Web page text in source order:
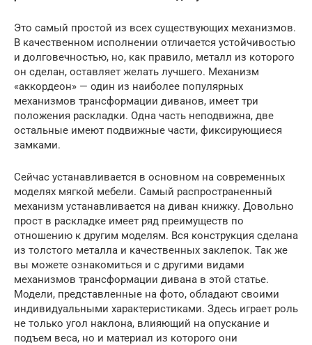
Это самый простой из всех существующих механизмов.
В качественном исполнении отличается устойчивостью
и долговечностью, но, как правило, металл из которого
он сделан, оставляет желать лучшего. Механизм
«аккордеон» — один из наиболее популярных
механизмов трансформации диванов, имеет три
положения раскладки. Одна часть неподвижна, две
остальные имеют подвижные части, фиксирующиеся
замками.
Сейчас устанавливается в основном на современных
моделях мягкой мебели. Самый распространенный
механизм устанавливается на диван книжку. Довольно
прост в раскладке имеет ряд преимуществ по
отношению к другим моделям. Вся конструкция сделана
из толстого металла и качественных заклепок. Так же
вы можете ознакомиться и с другими видами
механизмов трансформации дивана в этой статье.
Модели, представленные на фото, обладают своими
индивидуальными характеристиками. Здесь играет роль
не только угол наклона, влияющий на опускание и
подъем веса, но и материал из которого они